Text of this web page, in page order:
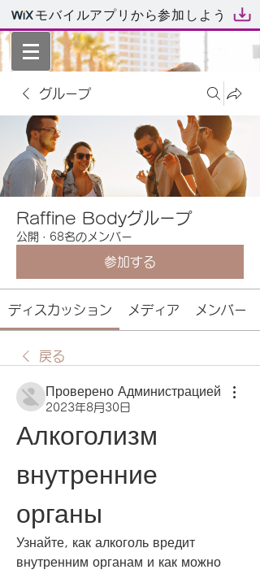
モバイルアプリから参加しよう
グループ
Raffine Bodyグループ
公開 · 68名のメンバー
参加する
ディスカッション メディア メンバー
戻る
Проверено Администрацией
2023年8月30日
Алкоголизм
внутренние
органы
Узнайте, как алкоголь вредит
внутренним органам и как можно